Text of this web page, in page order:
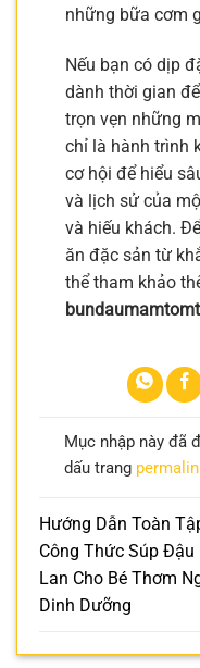
những bữa cơm
Nếu bạn có dịp
dành thời gian
trọn vẹn những
chỉ là hành trình
cơ hội để hiểu
và lịch sử của
và hiếu khách.
ăn đặc sản từ
thể tham khảo
Mục nhập này đã
dấu trang
Hướng Dẫn Toàn
Công Thức Súp Đậu
Lan Cho Bé Thơm
Dinh Dưỡng